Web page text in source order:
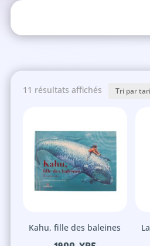
11 résultats affichésTrié
décroissant
Kahu, fille des baleines